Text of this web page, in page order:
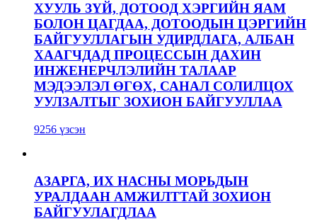
ХУУЛЬ ЗҮЙ, ДОТООД ХЭРГИЙН ЯАМ
БОЛОН ЦАГДАА, ДОТООДЫН ЦЭРГИЙН
БАЙГУУЛЛАГЫН УДИРДЛАГА, АЛБАН
ХААГЧДАД ПРОЦЕССЫН ДАХИН
ИНЖЕНЕРЧЛЭЛИЙН ТАЛААР
МЭДЭЭЛЭЛ ӨГӨХ, САНАЛ СОЛИЛЦОХ
УУЛЗАЛТЫГ ЗОХИОН БАЙГУУЛЛАА
9256 үзсэн
АЗАРГА, ИХ НАСНЫ МОРЬДЫН
УРАЛДААН АМЖИЛТТАЙ ЗОХИОН
БАЙГУУЛАГДЛАА